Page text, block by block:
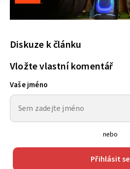
Diskuze k článku
Vložte vlastní komentář
Vaše jméno
nebo
Přihlásit se